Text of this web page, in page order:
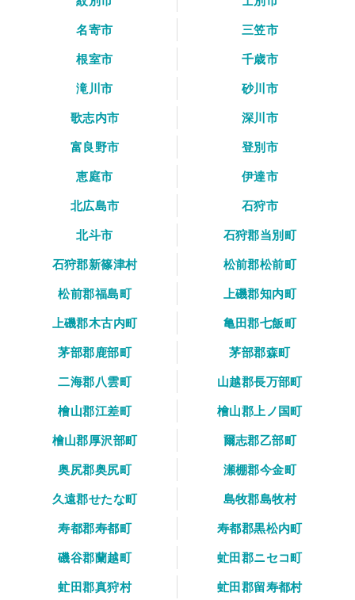
名寄市
三笠市
根室市
千歳市
滝川市
砂川市
歌志内市
深川市
富良野市
登別市
恵庭市
伊達市
北広島市
石狩市
北斗市
石狩郡当別町
石狩郡新篠津村
松前郡松前町
松前郡福島町
上磯郡知内町
上磯郡木古内町
亀田郡七飯町
茅部郡鹿部町
茅部郡森町
二海郡八雲町
山越郡長万部町
檜山郡江差町
檜山郡上ノ国町
檜山郡厚沢部町
爾志郡乙部町
奥尻郡奥尻町
瀬棚郡今金町
久遠郡せたな町
島牧郡島牧村
寿都郡寿都町
寿都郡黒松内町
磯谷郡蘭越町
虻田郡ニセコ町
虻田郡真狩村
虻田郡留寿都村